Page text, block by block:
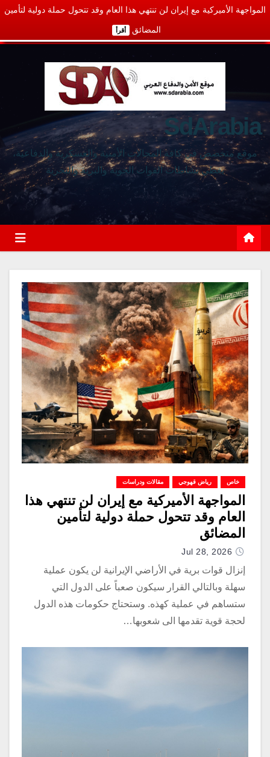
المواجهة الأميركية مع إيران لن تنتهي هذا العام وقد تتحول حملة دولية لتأمين
المضائق أقرأ
SdArabia
موقع متخصص في كافة المجالات الأمنية والعسكرية والدفاعية،
يغطي نشاطات القوات الجوية والبرية والبحرية
خاص رياض قهوجي مقالات ودراسات
المواجهة الأميركية مع إيران لن تنتهي هذا
العام وقد تتحول حملة دولية لتأمين
المضائق
Jul 28, 2026
إنزال قوات برية في الأراضي الإيرانية لن يكون عملية
سهلة وبالتالي القرار سيكون صعباً على الدول التي
ستساهم في عملية كهذه. وستحتاج حكومات هذه الدول
لحجة قوية تقدمها الى شعوبها…